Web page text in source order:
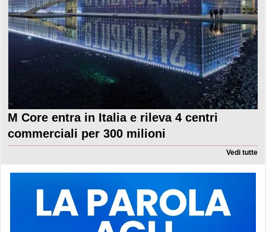
M Core entra in Italia e rileva 4 centri
commerciali per 300 milioni
Vedi tutte